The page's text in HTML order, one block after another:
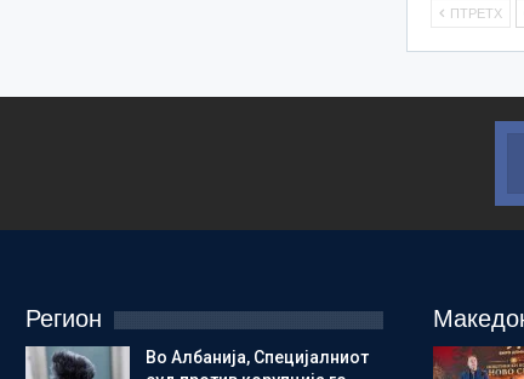
ПТРЕТХ
Регион
Во Албанија, Специјалниот